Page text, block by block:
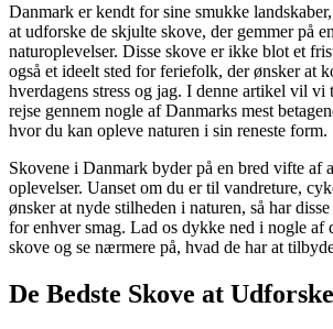
Danmark er kendt for sine smukke
at udforske de skjulte skove, der gemmer på
naturoplevelser. Disse skove er ikke blot et
også et ideelt sted for feriefolk, der ønsker at
hverdagens stress og jag. I denne artikel vil vi
rejse gennem nogle af Danmarks mest
hvor du kan opleve naturen i sin reneste form.
Skovene i Danmark byder på en bred vifte af
oplevelser. Uanset om du er til vandreture,
ønsker at nyde stilheden i naturen, så har
for enhver smag. Lad os dykke ned i nogle af
skove og se nærmere på, hvad de har at
De Bedste Skove at Udforske